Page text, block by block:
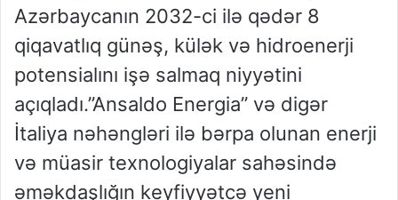
Azərbaycanın 2032-ci ilə qədər 8
qiqavatlıq günəş, külək və hidroenerji
potensialını işə salmaq niyyətini
açıqladı.”Ansaldo Energia” və digər
İtaliya nəhəngləri ilə bərpa olunan enerji
və müasir texnologiyalar sahəsində
əməkdaşlığın keyfiyyətcə yeni